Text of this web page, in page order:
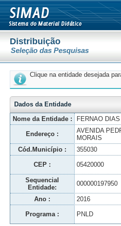
Distribuição
Seleção das Pesquisas
Clique na entidade desejada
Dados da Entidade
Nome da Entidade :
FERNAO
Endereço :
AVENIDA
MORAIS
Cód.Município : 355030
CEP : 05420000
Sequencial
Entidade:
000000197950
Ano : 2016
Programa : PNLD